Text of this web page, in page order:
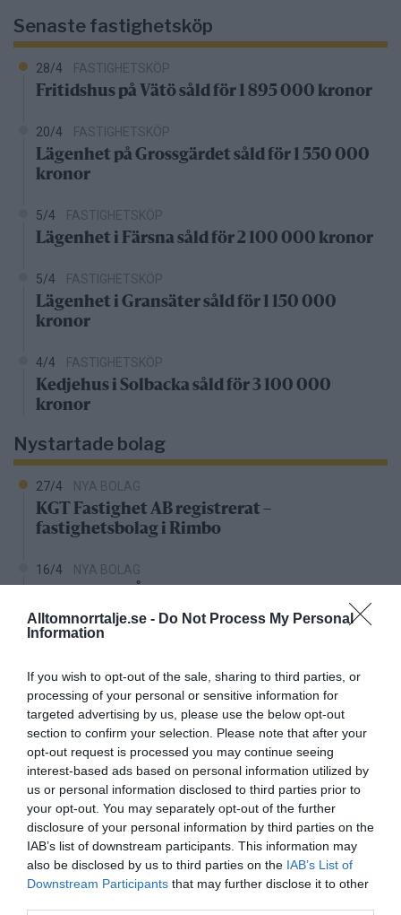
Alltomnorrtalje.se - Do Not Process My Personal
Information
If you wish to opt-out of the sale, sharing to third parties, or
processing of your personal or sensitive information for
targeted advertising by us, please use the below opt-out
section to confirm your selection. Please note that after your
opt-out request is processed you may continue seeing
interest-based ads based on personal information utilized by
us or personal information disclosed to third parties prior to
your opt-out. You may separately opt-out of the further
disclosure of your personal information by third parties on the
IAB’s list of downstream participants. This information may
also be disclosed by us to third parties on the IAB’s List of
Downstream Participants that may further disclose it to other
Senaste fastighetsköp
28/4 FASTIGHETSKÖP
Fritidshus på Vätö såld för 1 895 000 kronor
20/4 FASTIGHETSKÖP
Lägenhet på Grossgärdet såld för 1 550 000
kronor
5/4 FASTIGHETSKÖP
Lägenhet i Färsna såld för 2 100 000 kronor
5/4 FASTIGHETSKÖP
Lägenhet i Gransäter såld för 1 150 000
kronor
4/4 FASTIGHETSKÖP
Kedjehus i Solbacka såld för 3 100 000
kronor
Nystartade bolag
27/4 NYA BOLAG
KGT Fastighet AB registrerat –
fastighetsbolag i Rimbo
16/4 NYA BOLAG
fastighetsförvaltning i Yxlan
Nytt fastighetsförvaltningsbolag registerat i
Norrtälje
25/3 NYA BOLAG
Trålen 24 AB registrerat
18/3 NYA BOLAG
NordHem Måleri AB registrerat –
måleriföretag i Norrtälje
Lokalt väder